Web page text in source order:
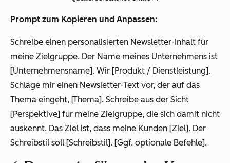
Prompt zum Kopieren und Anpassen:
Schreibe einen personalisierten Newsletter-Inhalt für
meine Zielgruppe. Der Name meines Unternehmens ist
[Unternehmensname]. Wir [Produkt / Dienstleistung].
Schlage mir einen Newsletter-Text vor, der auf das
Thema eingeht, [Thema]. Schreibe aus der Sicht
[Perspektive] für meine Zielgruppe, die sich damit nicht
auskennt. Das Ziel ist, dass meine Kunden [Ziel]. Der
Schreibstil soll [Schreibstil]. [Ggf. optionale Befehle].